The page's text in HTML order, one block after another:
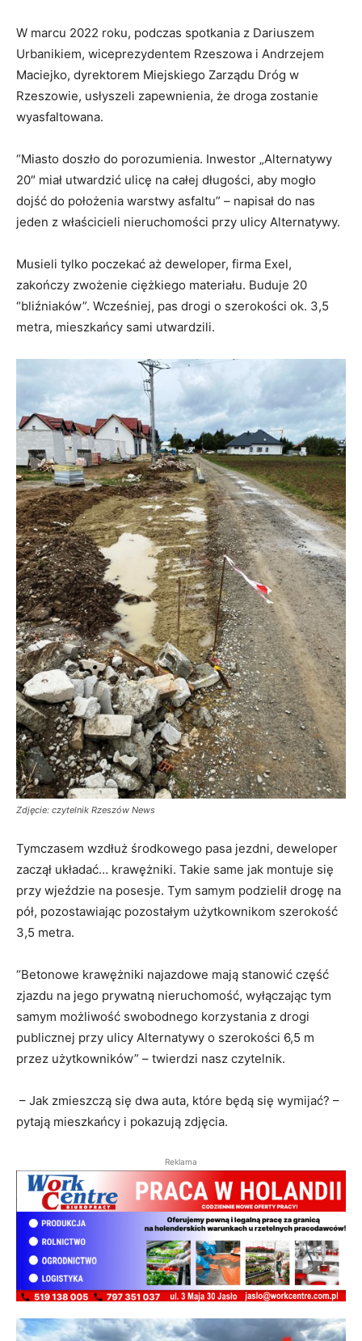
W marcu 2022 roku, podczas spotkania z Dariuszem
Urbanikiem, wiceprezydentem Rzeszowa i Andrzejem
Maciejko, dyrektorem Miejskiego Zarządu Dróg w
Rzeszowie, usłyszeli zapewnienia, że droga zostanie
wyasfaltowana.
“Miasto doszło do porozumienia. Inwestor „Alternatywy
20″ miał utwardzić ulicę na całej długości, aby mogło
dojść do położenia warstwy asfaltu” – napisał do nas
jeden z właścicieli nieruchomości przy ulicy Alternatywy.
Musieli tylko poczekać aż deweloper, firma Exel,
zakończy zwożenie ciężkiego materiału. Buduje 20
“bliźniaków”. Wcześniej, pas drogi o szerokości ok. 3,5
metra, mieszkańcy sami utwardzili.
Zdjęcie: czytelnik Rzeszów News
Tymczasem wzdłuż środkowego pasa jezdni, deweloper
zaczął układać… krawężniki. Takie same jak montuje się
przy wjeździe na posesje. Tym samym podzielił drogę na
pół, pozostawiając pozostałym użytkownikom szerokość
3,5 metra.
“Betonowe krawężniki najazdowe mają stanowić część
zjazdu na jego prywatną nieruchomość, wyłączając tym
samym możliwość swobodnego korzystania z drogi
publicznej przy ulicy Alternatywy o szerokości 6,5 m
przez użytkowników” – twierdzi nasz czytelnik.
– Jak zmieszczą się dwa auta, które będą się wymijać? –
pytają mieszkańcy i pokazują zdjęcia.
Reklama